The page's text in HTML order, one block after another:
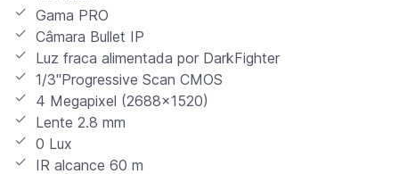
Gama PRO
Câmara Bullet IP
Luz fraca alimentada por DarkFighter
1/3"Progressive Scan CMOS
4 Megapixel (2688x1520)
Lente 2.8 mm
0 Lux
IR alcance 60 m